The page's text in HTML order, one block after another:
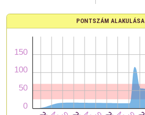
PONTSZÁM ALAKULÁSA